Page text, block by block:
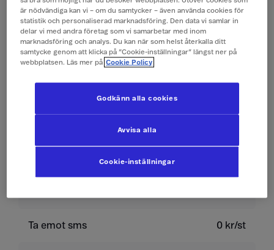
Surfa
149 kr/dygn (0,1 GB)
(Surfpass)
Ringa och ta emot
19 kr/min
Ta emot sms 0 kr/st
är nödvändiga kan vi – om du samtycker – även använda cookies för
statistik och personaliserad marknadsföring. Den data vi samlar in
delar vi med andra företag som vi samarbetar med inom
marknadsföring och analys. Du kan när som helst återkalla ditt
samtycke genom att klicka på ”Cookie-inställningar” längst ner på
webbplatsen. Läs mer på Cookie Policy
Cookie-inställningar
Avvisa alla
Godkänn alla cookies